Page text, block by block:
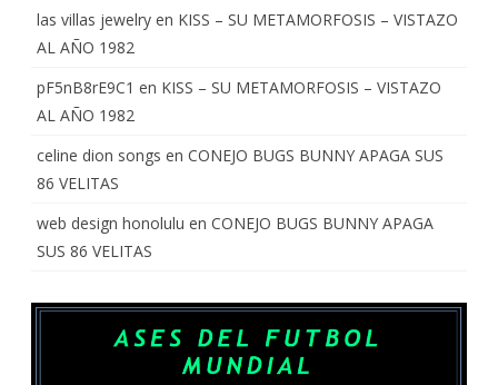
las villas jewelry en KISS – SU METAMORFOSIS – VISTAZO
AL AÑO 1982
pF5nB8rE9C1 en KISS – SU METAMORFOSIS – VISTAZO
AL AÑO 1982
celine dion songs en CONEJO BUGS BUNNY APAGA SUS
86 VELITAS
web design honolulu en CONEJO BUGS BUNNY APAGA
SUS 86 VELITAS